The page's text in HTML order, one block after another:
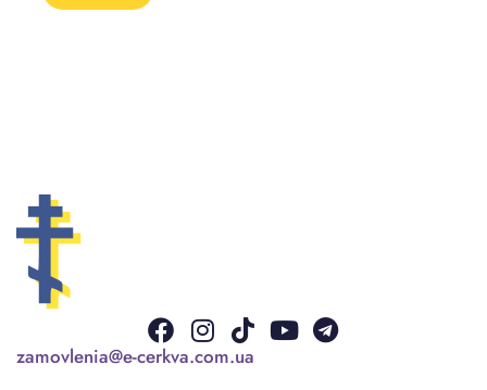
Facebook
Instagram
TiktokYoutubeTelegram
zamovlenia@e-cerkva.com.ua